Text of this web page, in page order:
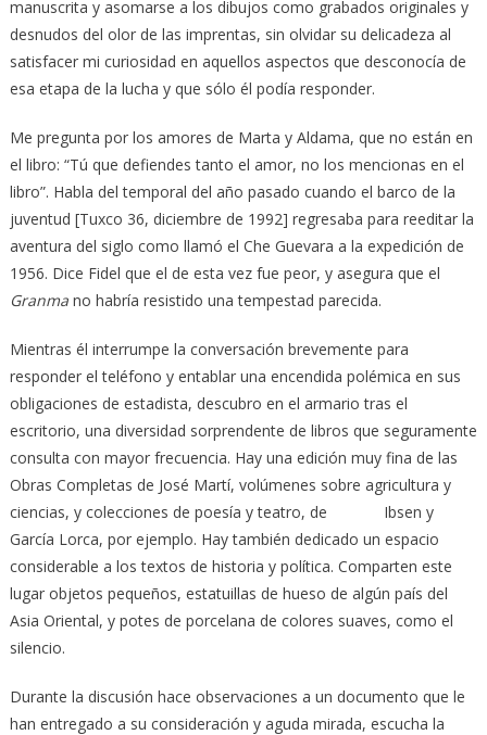
manuscrita y asomarse a los dibujos como grabados originales y
desnudos del olor de las imprentas, sin olvidar su delicadeza al
satisfacer mi curiosidad en aquellos aspectos que desconocía de
esa etapa de la lucha y que sólo él podía responder.
Me pregunta por los amores de Marta y Aldama, que no están en
el libro: “Tú que defiendes tanto el amor, no los mencionas en el
libro”. Habla del temporal del año pasado cuando el barco de la
juventud [Tuxco 36, diciembre de 1992] regresaba para reeditar la
aventura del siglo como llamó el Che Guevara a la expedición de
1956. Dice Fidel que el de esta vez fue peor, y asegura que el
Granmano habría resistido una tempestad parecida.
Mientras él interrumpe la conversación brevemente para
responder el teléfono y entablar una encendida polémica en sus
obligaciones de estadista, descubro en el armario tras el
escritorio, una diversidad sorprendente de libros que seguramente
consulta con mayor frecuencia. Hay una edición muy fina de las
Obras Completas de José Martí, volúmenes sobre agricultura y
ciencias, y colecciones de poesía y teatro, de Ibsen y
García Lorca, por ejemplo. Hay también dedicado un espacio
considerable a los textos de historia y política. Comparten este
lugar objetos pequeños, estatuillas de hueso de algún país del
Asia Oriental, y potes de porcelana de colores suaves, como el
silencio.
Durante la discusión hace observaciones a un documento que le
han entregado a su consideración y aguda mirada, escucha la